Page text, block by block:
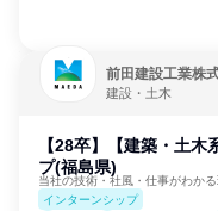
前田建設工業株
建設・土木
【28卒】【建築・土
プ(福島県)
当社の技術・社風・仕事がわか
インターンシップ